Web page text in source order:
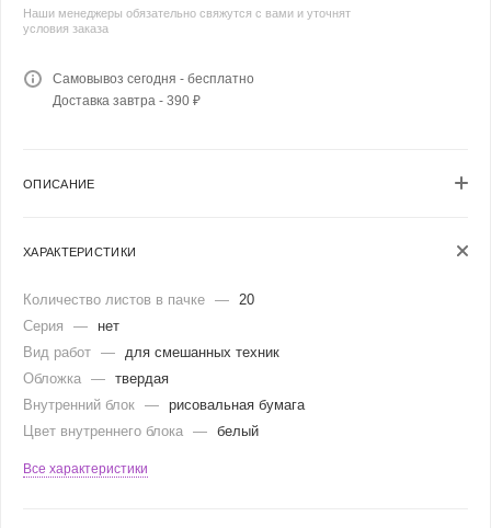
Наши менеджеры обязательно свяжутся с вами и уточнят
условия заказа
Самовывоз сегодня - бесплатно
Доставка завтра - 390 ₽
ОПИСАНИЕ
ХАРАКТЕРИСТИКИ
Количество листов в пачке —
20
Серия
—
нет
Вид работ —
для смешанных техник
Обложка — твердая
Внутренний блок — рисовальная бумага
Цвет внутреннего блока — белый
Все характеристики